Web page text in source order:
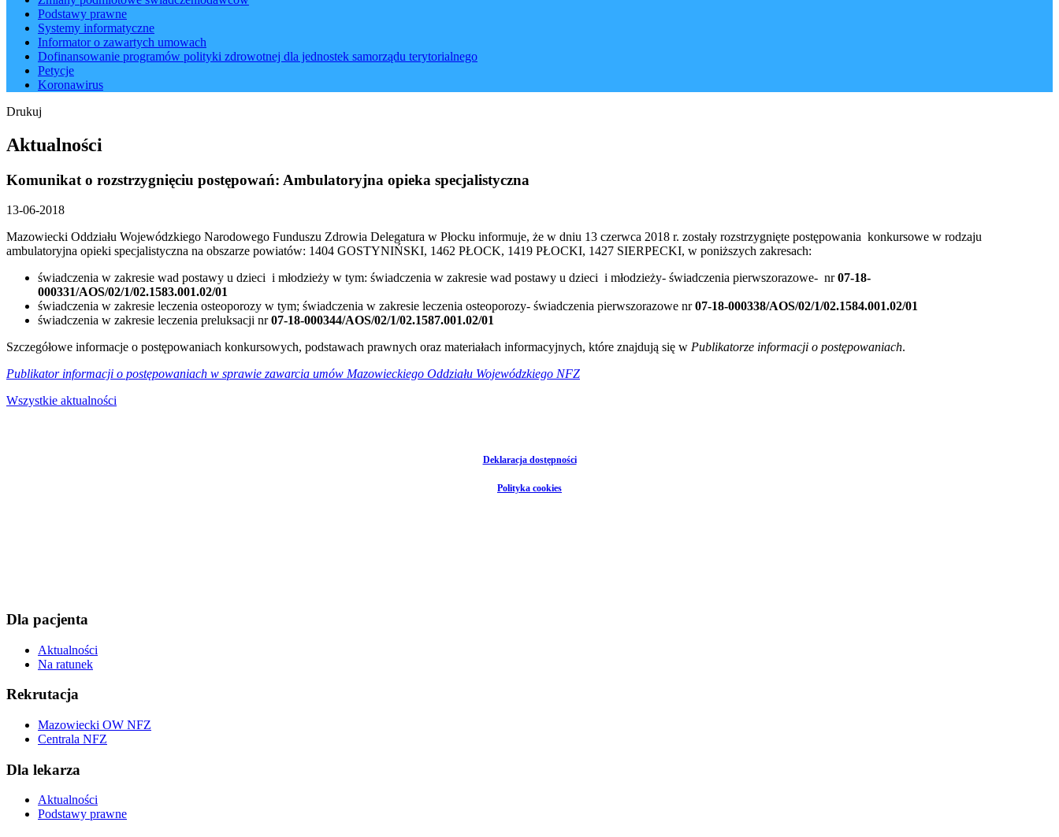
Podstawy prawne
Systemy informatyczne
Informator o zawartych umowach
Dofinansowanie programów polityki zdrowotnej dla jednostek samorządu terytorialnego
Petycje
Koronawirus
Drukuj
Aktualności
Komunikat o rozstrzygnięciu postępowań: Ambulatoryjna opieka specjalistyczna
13-06-2018
Mazowiecki Oddziału Wojewódzkiego Narodowego Funduszu Zdrowia Delegatura w Płocku informuje, że w dniu 13 czerwca 2018 r. zostały rozstrzygnięte postępowania konkursowe w rodzaju
ambulatoryjna opieki specjalistyczna na obszarze powiatów: 1404 GOSTYNIŃSKI, 1462 PŁOCK, 1419 PŁOCKI, 1427 SIERPECKI, w poniższych zakresach:
świadczenia w zakresie wad postawy u dzieci i młodzieży w tym: świadczenia w zakresie wad postawy u dzieci i młodzieży- świadczenia pierwszorazowe- nr07-18-
000331/AOS/02/1/02.1583.001.02/01
świadczenia w zakresie leczenia osteoporozy w tym; świadczenia w zakresie leczenia osteoporozy- świadczenia pierwszorazowe nr07-18-000338/AOS/02/1/02.1584.001.02/01
świadczenia w zakresie leczenia preluksacji nr07-18-000344/AOS/02/1/02.1587.001.02/01
Szczegółowe informacje o postępowaniach konkursowych, podstawach prawnych oraz materiałach informacyjnych, które znajdują się w Publikatorze informacji o postępowaniach.
Publikator informacji o postępowaniach w sprawie zawarcia umów Mazowieckiego Oddziału Wojewódzkiego NFZ
Wszystkie aktualności
Deklaracja dostępności
Polityka cookies
Dla pacjenta
Aktualności
Na ratunek
Rekrutacja
Mazowiecki OW NFZ
Centrala NFZ
Dla lekarza
Aktualności
Podstawy prawne